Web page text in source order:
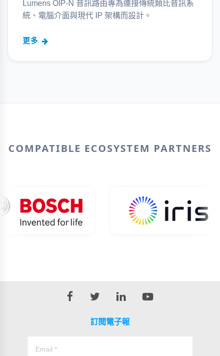
Lumens OIP-N 音訊路由專為連接傳統類比音訊系
統、電腦介面與現代 IP 架構而設計。
更多
COMPATIBLE ECOSYSTEM PARTNERS
訂閱電子報